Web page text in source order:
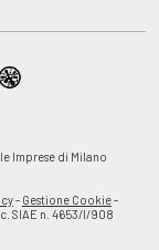
Imprese di Milano
- Gestione Cookie-
SIAE n. 4653/I/908